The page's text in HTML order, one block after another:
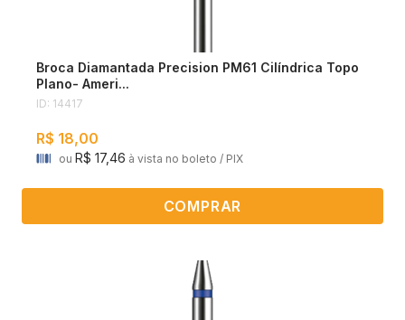
Broca Diamantada Precision PM61 Cilíndrica Topo
Plano- Ameri...
ID: 14417
R$ 18,00
ou R$ 17,46 à vista no boleto / PIX
COMPRAR